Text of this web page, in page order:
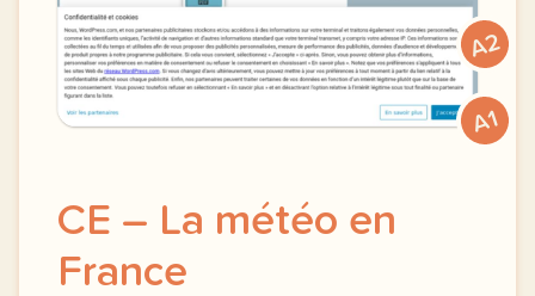
A2
A1
CE – La météo en
France